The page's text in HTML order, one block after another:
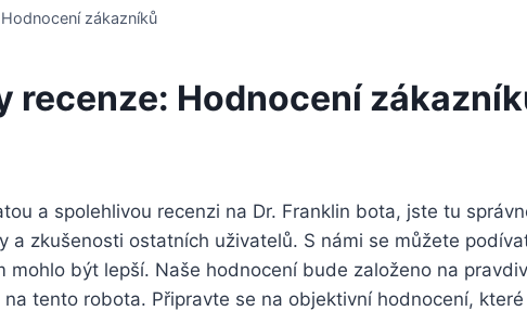
zákazníků
recenze: Hodnocení
a spolehlivou recenzi na ⁢Dr. Franklin bota, jste tu
a zkušenosti ostatních⁤ uživatelů. ​S⁣ námi se můžete
‌mohlo‌ být lepší. Naše hodnocení bude založeno ⁣na
tento‍ robota. Připravte ⁢se na objektivní hodnocení,